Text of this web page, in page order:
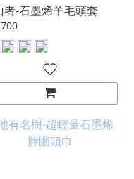
者-石墨烯羊毛頭套